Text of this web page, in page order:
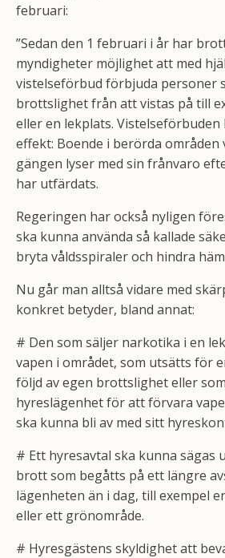
februari:
”Sedan den 1 februari i år har
myndigheter möjlighet att med
vistelseförbud förbjuda personer
brottslighet från att vistas på till
eller en lekplats.
effekt: Boende i berörda
gängen lyser med sin frånvaro
har utfärdats.
Regeringen har också nyligen
ska kunna använda så kallade
bryta våldsspiraler och hindra
Nu går man alltså vidare med
konkret betyder, bland annat:
# Den som säljer narkotika i en
vapen i området, som utsätts för
följd av egen brottslighet eller
hyreslägenhet för att förvara
ska kunna bli av med sitt
# Ett hyresavtal ska kunna sägas
brott som begåtts på ett längre
lägenheten än i dag, till exempel
eller ett grönområde.
# Hyresgästens skyldighet att